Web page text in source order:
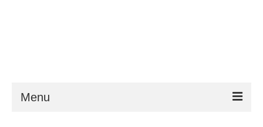
Menu